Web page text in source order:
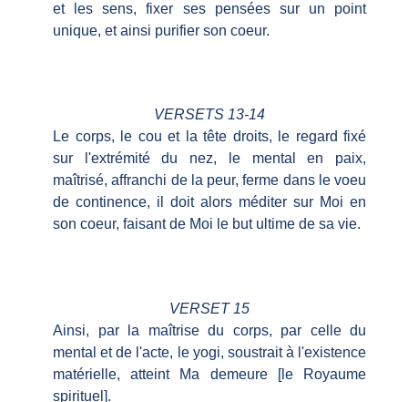
et les sens, fixer ses pensées sur un point
unique, et ainsi purifier son coeur.
VERSETS 13-14
Le corps, le cou et la tête droits, le regard fixé
sur l'extrémité du nez, le mental en paix,
maîtrisé, affranchi de la peur, ferme dans le voeu
de continence, il doit alors méditer sur Moi en
son coeur, faisant de Moi le but ultime de sa vie.
VERSET 15
Ainsi, par la maîtrise du corps, par celle du
mental et de l'acte, le yogi, soustrait à l'existence
matérielle, atteint Ma demeure [le Royaume
spirituel].